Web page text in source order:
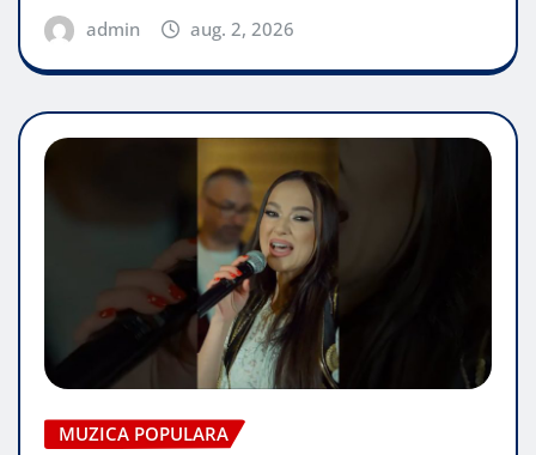
admin aug. 2, 2026
MUZICA POPULARA